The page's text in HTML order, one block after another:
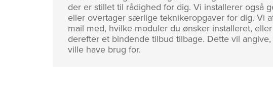
der er stillet til rådighed for dig. Vi installerer også
eller overtager særlige teknikeropgaver for dig. Vi
mail med, hvilke moduler du ønsker installeret,
derefter et bindende tilbud tilbage. Dette vil
ville have brug for.